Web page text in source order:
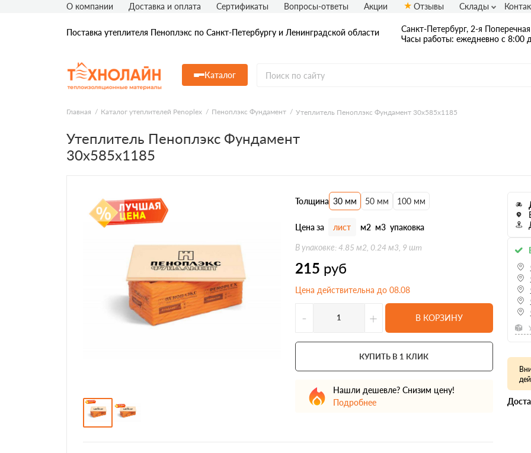
Поставка утеплителя Пеноплэкс по Санкт-Петербургу и Ленинградской области
Санкт-Петербург, 2-я
Часы работы: ежедневно с 8:00
Каталог
О компании Доставка и оплата Сертификаты Вопросы-ответы Акции Отзывы Склады
Главная Каталог утеплителей Penoplex Пеноплэкс Фундамент Утеплитель Пеноплэкс Фундамент 30х585х1185
Утеплитель Пеноплэкс Фундамент
30х585х1185
Толщина 30 мм 50 мм 100 мм
Цена за лист м2 м3 упаковка
В упаковке: 4.85 м2, 0.24 м3, 9 шт
215 руб
Цена действительна до 08.08
- + В КОРЗИНУ
КУПИТЬ В 1 КЛИК
Нашли дешевле? Снизим цену!
Подробнее